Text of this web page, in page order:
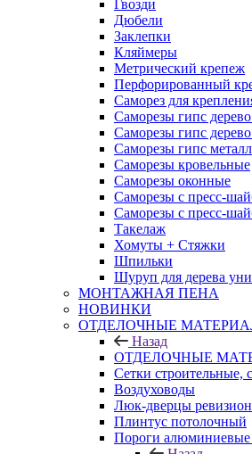
Гвозди
Дюбели
Заклепки
Кляймеры
Метрический крепеж
Перфорированный
Саморез для
Саморезы гипс
Саморезы гипс
Саморезы гипс металл
Саморезы кровельные
Саморезы оконные
Саморезы с пресс-
Саморезы с пресс-
Такелаж
Хомуты + Стяжки
Шпильки
Шуруп для дерева
МОНТАЖНАЯ ПЕНА
НОВИНКИ
ОТДЕЛОЧНЫЕ
Назад
ОТДЕЛОЧНЫЕ
Сетки строительные,
Воздуховоды
Люк-дверцы
Плинтус потолочный
Пороги алюминиевые